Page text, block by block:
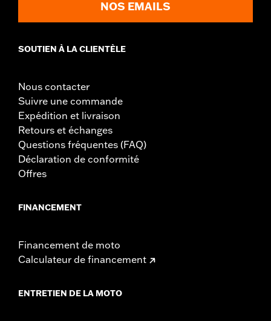
NOS EMAILS
SOUTIEN À LA CLIENTÈLE
Nous contacter
Suivre une commande
Expédition et livraison
Retours et échanges
Questions fréquentes (FAQ)
Déclaration de conformité
Offres
FINANCEMENT
Financement de moto
Calculateur de financement
ENTRETIEN DE LA MOTO